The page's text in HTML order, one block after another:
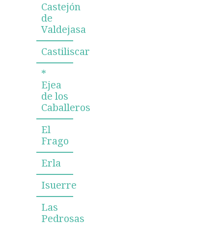
Castejón
de
Valdejasa
Castiliscar
*
Ejea
de los
Caballeros
El
Frago
Erla
Isuerre
Las
Pedrosas